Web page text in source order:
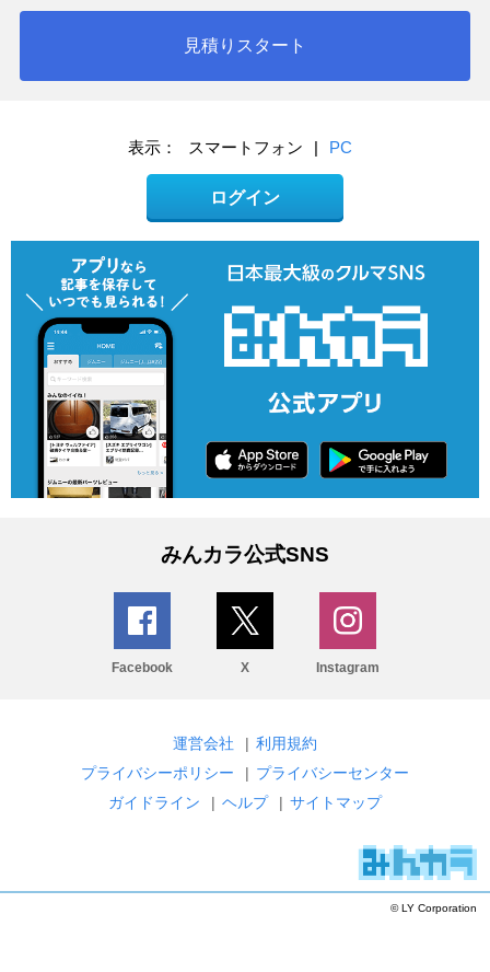
見積りスタート
表示： スマートフォン | PC
ログイン
みんカラ公式SNS
Facebook X Instagram
運営会社 | 利用規約
プライバシーポリシー
| プライバシーセンター
ガイドライン
| ヘルプ | サイトマップ
© LY Corporation